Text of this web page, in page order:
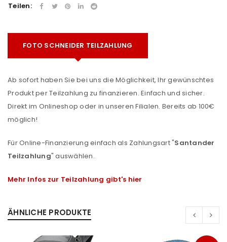
Teilen:
FOTO SCHNEIDER TEILZAHLUNG
Ab sofort haben Sie bei uns die Möglichkeit, Ihr gewünschtes
Produkt per Teilzahlung zu finanzieren. Einfach und sicher.
Direkt im Onlineshop oder in unseren Filialen. Bereits ab 100€
möglich!
Für Online-Finanzierung einfach als Zahlungsart "Santander
Teilzahlung" auswählen.
Mehr Infos zur Teilzahlung gibt's hier
ÄHNLICHE PRODUKTE